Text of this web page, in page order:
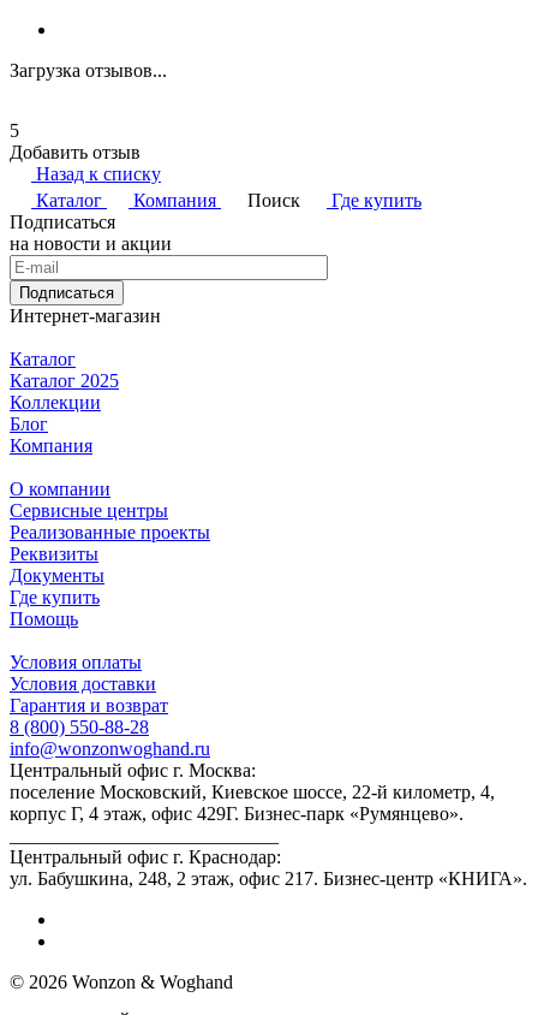
Загрузка отзывов...
5
Добавить отзыв
Назад к списку
Каталог
Компания Поиск
Где купить
Подписаться
на новости и акции
Подписаться
Интернет-магазин
Каталог
Каталог 2025
Коллекции
Блог
Компания
О компании
Сервисные центры
Реализованные проекты
Реквизиты
Документы
Где купить
Помощь
Условия оплаты
Условия доставки
Гарантия и возврат
8 (800) 550-88-28
info@wonzonwoghand.ru
Центральный офис г. Москва:
поселение Московский, Киевское шоссе, 22-й километр, 4,
корпус Г, 4 этаж, офис 429Г. Бизнес-парк «Румянцево».
Центральный офис г. Краснодар:
ул. Бабушкина, 248, 2 этаж, офис 217. Бизнес-центр «КНИГА».
© 2026 Wonzon & Woghand